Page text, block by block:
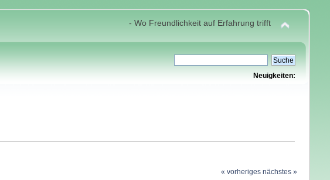
- Wo Freundlichkeit auf Erfahrung trifft
Neuigkeiten:
« vorheriges nächstes »